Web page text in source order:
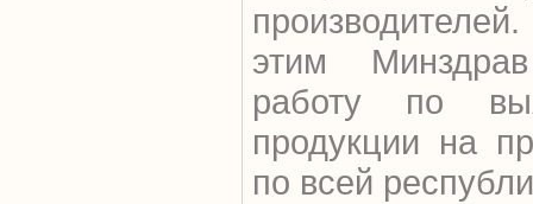
этим
работу по
продукции на
по всей